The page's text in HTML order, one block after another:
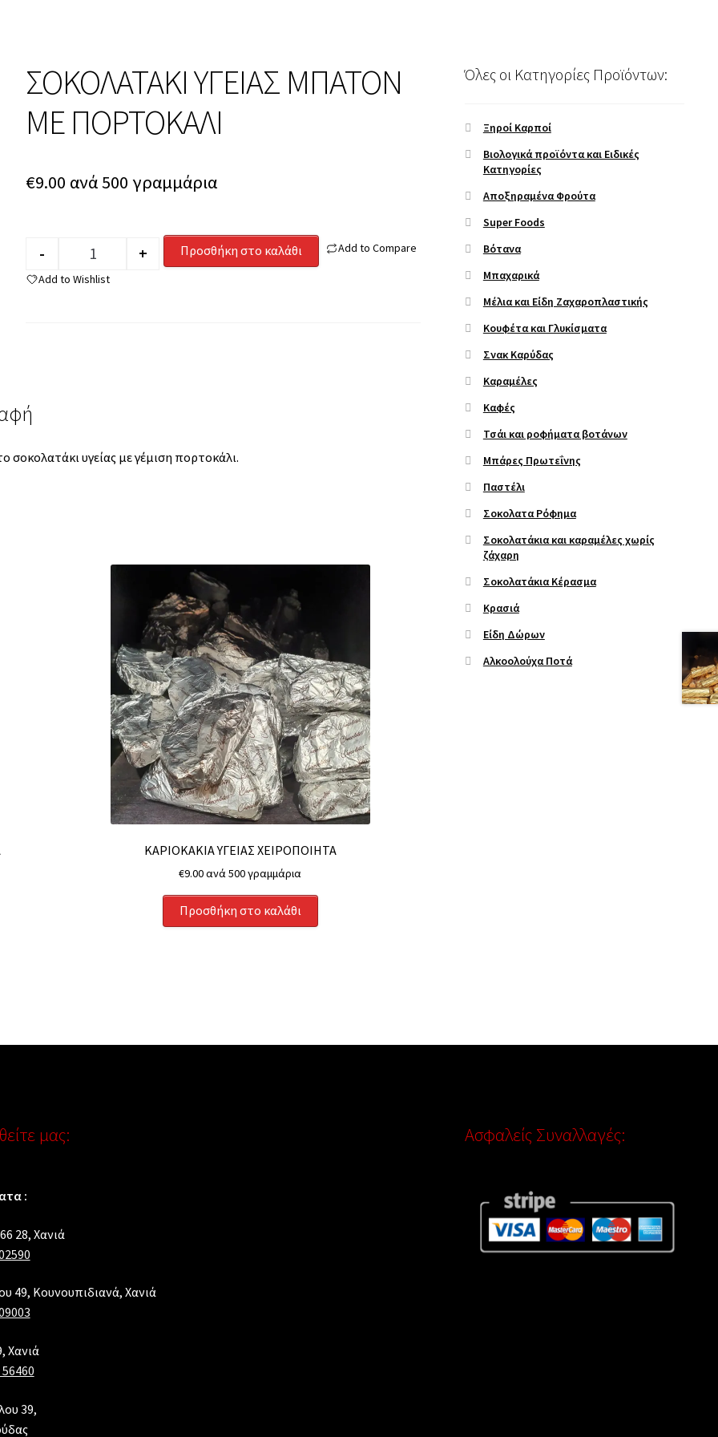
ΣΟΚΟΛΑΤΑΚΙ ΥΓΕΙΑΣ ΜΠΑΤΟΝ
ΜΕ ΠΟΡΤΟΚΑΛΙ
€9.00 ανά 500 γραμμάρια
Quantity
- + Προσθήκη στο καλάθι Add to Compare
Add to Wishlist
σοκολατάκι υγείας με γέμιση πορτοκάλι.
ΚΑΡΙΟΚΑΚΙΑ ΥΓΕΙΑΣ ΧΕΙΡΟΠΟΙΗΤΑ
€9.00ανά 500 γραμμάρια
Προσθήκη στο καλάθι
Όλες οι Κατηγορίες Προϊόντων:
Ξηροί Καρποί
Βιολογικά προϊόντα και Ειδικές
Κατηγορίες
Αποξηραμένα Φρούτα
Super Foods
Βότανα
Μπαχαρικά
Μέλια και Είδη Ζαχαροπλαστικής
Κουφέτα και Γλυκίσματα
Σνακ Καρύδας
Καραμέλες
Καφές
Τσάι και ροφήματα βοτάνων
Μπάρες Πρωτεΐνης
Παστέλι
Σοκολατα Ρόφημα
Σοκολατάκια και καραμέλες χωρίς
ζάχαρη
Σοκολατάκια Κέρασμα
Κρασιά
Είδη Δώρων
Αλκοολούχα Ποτά
μας:
:
28, Xανιά
49, Κουνουπιδιανά, Χανιά
Χανιά
39,
Ασφαλείς Συναλλαγές: